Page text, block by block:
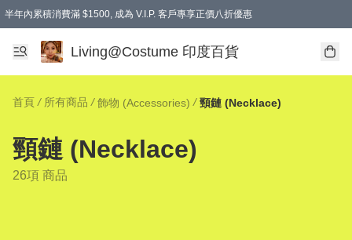
半年內累積消費滿 $1500, 成為 V.I.P. 客戶專享正價八折優惠
滿$600免本地運費
Living@Costume 印度百貨
首頁 / 所有商品 / 飾物 (Accessories) / 頸鏈 (Necklace)
頸鏈 (Necklace)
26項 商品